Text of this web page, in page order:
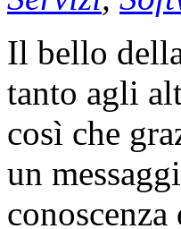
Il bello
tanto agli
così che
un